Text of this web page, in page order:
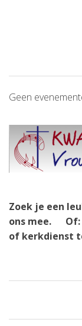
Geen
Zoek je een
ons mee.
of kerkdienst